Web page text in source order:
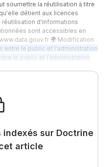
soumettre la réutilisation à titre
détient aux licences
réutilisation d'informations
sont accessibles en
🌍 Modification
entre le public et l'administration
le public et l'administration
indexés sur Doctrine
article